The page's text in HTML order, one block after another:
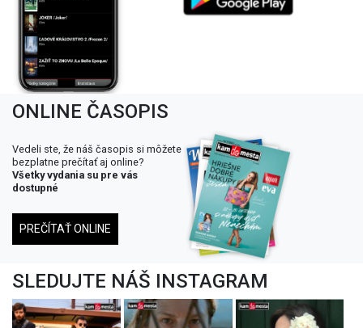
ONLINE ČASOPIS
Vedeli ste, že náš časopis si môžete
bezplatne prečítať aj online?
Všetky vydania su pre vás
dostupné
PREČÍTAŤ ONLINE
SLEDUJTE NÁŠ INSTAGRAM